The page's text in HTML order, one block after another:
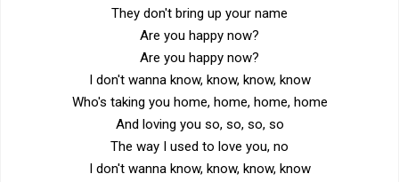
They don't bring up your name
Are you happy now?
Are you happy now?
I don't wanna know, know, know, know
Who's taking you home, home, home, home
And loving you so, so, so, so
The way I used to love you, no
I don't wanna know, know, know, know